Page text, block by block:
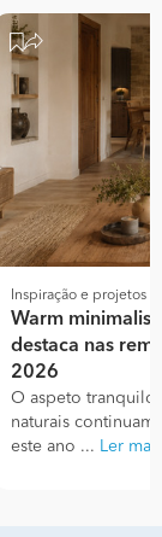
Inspiração e projetos
Warm
destaca nas
2026
O aspeto
naturais continuam
este ano ... Ler mais